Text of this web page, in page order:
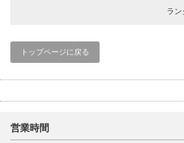
ラン
トップページに戻る
営業時間